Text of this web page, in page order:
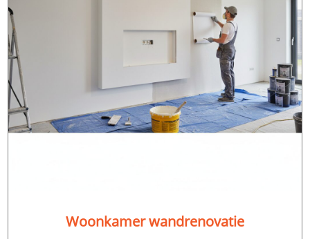
Woonkamer wandrenovatie